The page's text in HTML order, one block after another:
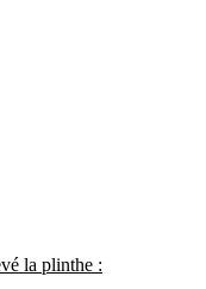
la plinthe :